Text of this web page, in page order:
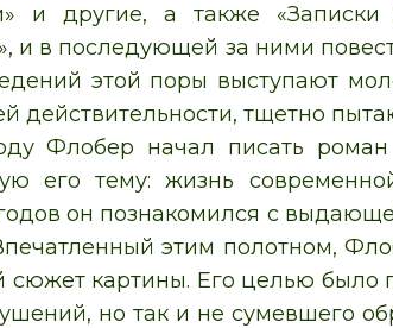
и другие, а также
и в последующей за ними
этой поры выступают
действительности, тщетно
Флобер начал писать роман
его тему: жизнь
он познакомился с
этим полотном,
сюжет картины. Его целью было
но так и не сумевшего